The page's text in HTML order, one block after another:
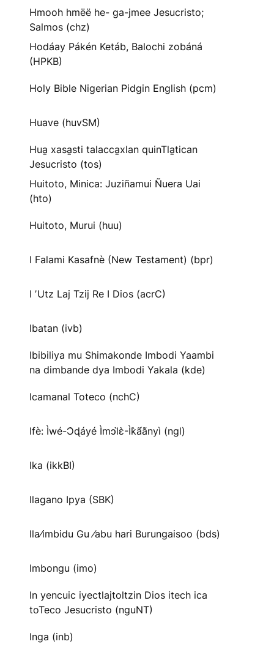
Hmooh hmëë he- ga-jmee Jesucristo;
Salmos (chz)
Hodáay Pákén Ketáb, Balochi zobáná
(HPKB)
Holy Bible Nigerian Pidgin English (pcm)
Huave (huvSM)
Hua̱ xasa̱sti talacca̱xlan quinTla̱tican
Jesucristo (tos)
Huitoto, Minica: Juziñamui Ñuera Uai
(hto)
Huitoto, Murui (huu)
I Falami Kasafnè (New Testament) (bpr)
I ʼUtz Laj Tzij Re I Dios (acrC)
Ibatan (ivb)
Ibibiliya mu Shimakonde Imbodi Yaambi
na dimbande dya Imbodi Yakala (kde)
Icamanal Toteco (nchC)
Ifè: Ìwé-Ɔ̀ɖáyé Ìmↄl̀ɛ̀-Ìk̀ã́ã̀nyì (ngl)
Ika (ikkBI)
Ilagano Ipya (SBK)
Ila⁄imbidu Gu ⁄abu hari Burungaisoo (bds)
Imbongu (imo)
In yencuic iyectlajtoltzin Dios itech ica
toTeco Jesucristo (nguNT)
Inga (inb)